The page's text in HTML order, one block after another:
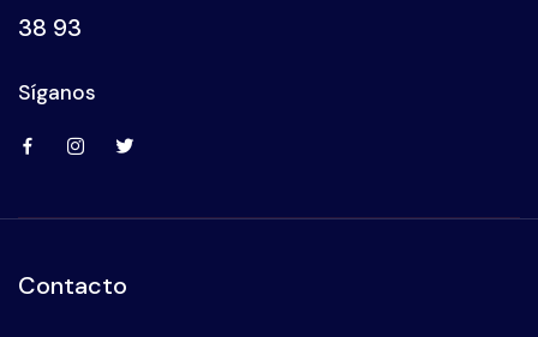
38 93
Síganos
Contacto